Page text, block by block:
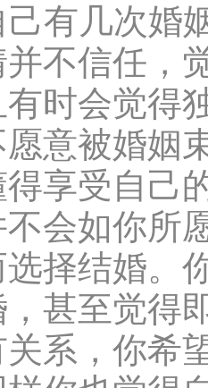
己有几次婚
不信任，
时会觉得
意被婚姻
享受自己
会如你所
择结婚。
甚至觉得
系，你希